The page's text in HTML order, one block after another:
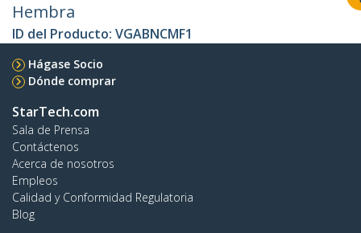
Hembra
ID del Producto: VGABNCMF1
Hágase Socio
Dónde comprar
StarTech.com
Sala de Prensa
Contáctenos
Acerca de nosotros
Empleos
Calidad y Conformidad Regulatoria
Blog